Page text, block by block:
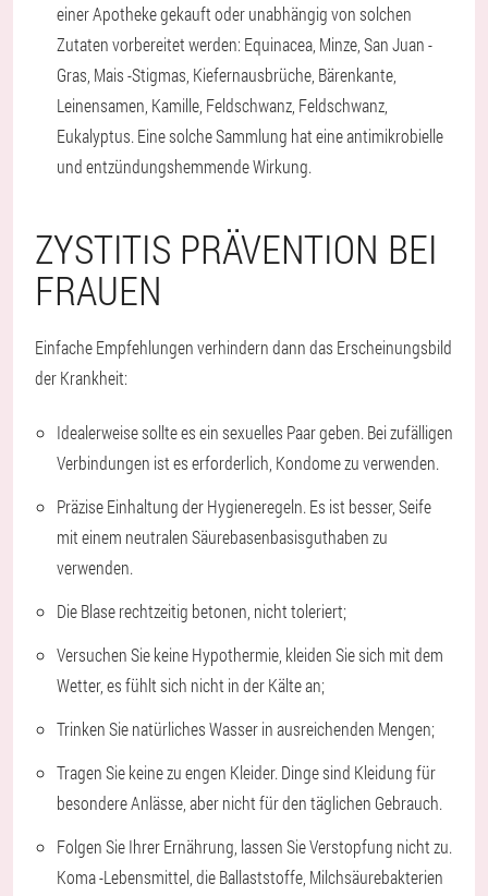
einer Apotheke gekauft oder unabhängig von solchen
Zutaten vorbereitet werden: Equinacea, Minze, San Juan -
Gras, Mais -Stigmas, Kiefernausbrüche, Bärenkante,
Leinensamen, Kamille, Feldschwanz, Feldschwanz,
Eukalyptus. Eine solche Sammlung hat eine antimikrobielle
und entzündungshemmende Wirkung.
ZYSTITIS PRÄVENTION BEI
FRAUEN
Einfache Empfehlungen verhindern dann das Erscheinungsbild
der Krankheit:
Idealerweise sollte es ein sexuelles Paar geben. Bei zufälligen
Verbindungen ist es erforderlich, Kondome zu verwenden.
Präzise Einhaltung der Hygieneregeln. Es ist besser, Seife
mit einem neutralen Säurebasenbasisguthaben zu
verwenden.
Die Blase rechtzeitig betonen, nicht toleriert;
Versuchen Sie keine Hypothermie, kleiden Sie sich mit dem
Wetter, es fühlt sich nicht in der Kälte an;
Trinken Sie natürliches Wasser in ausreichenden Mengen;
Tragen Sie keine zu engen Kleider. Dinge sind Kleidung für
besondere Anlässe, aber nicht für den täglichen Gebrauch.
Folgen Sie Ihrer Ernährung, lassen Sie Verstopfung nicht zu.
Koma -Lebensmittel, die Ballaststoffe, Milchsäurebakterien